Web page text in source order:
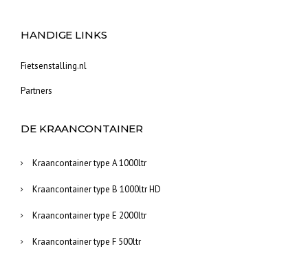
HANDIGE LINKS
Fietsenstalling.nl
Partners
DE KRAANCONTAINER
Kraancontainer type A 1000ltr
Kraancontainer type B 1000ltr HD
Kraancontainer type E 2000ltr
Kraancontainer type F 500ltr